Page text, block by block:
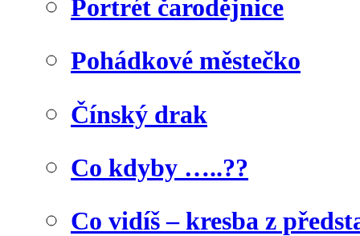
Portrét čarodějnice
Pohádkové městečko
Čínský drak
Co kdyby …..??
Co vidíš – kresba z